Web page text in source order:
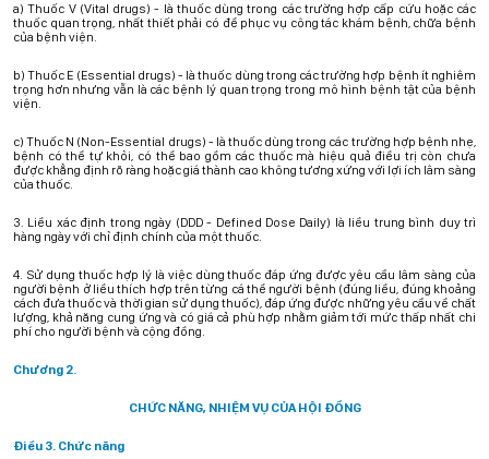
a) Thuốc V (Vital drugs) - là thuốc dùng trong các trường hợp cấp cứu hoặc các
thuốc quan trọng, nhất thiết phải có để phục vụ công tác khám bệnh, chữa bệnh
của bệnh viện.
b) Thuốc E (Essential drugs) - là thuốc dùng trong các trường hợp bệnh ít nghiêm
trọng hơn nhưng vẫn là các bệnh lý quan trọng trong mô hình bệnh tật của bệnh
viện.
c) Thuốc N (Non-Essential drugs) - là thuốc dùng trong các trường hợp bệnh nhẹ,
bệnh có thể tự khỏi, có thể bao gồm các thuốc mà hiệu quả điều trị còn chưa
được khẳng định rõ ràng hoặc giá thành cao không tương xứng với lợi ích lâm sàng
của thuốc.
3. Liều xác định trong ngày (DDD - Defined Dose Daily) là liều trung bình duy trì
hàng ngày với chỉ định chính của một thuốc.
4. Sử dụng thuốc hợp lý là việc dùng thuốc đáp ứng được yêu cầu lâm sàng của
người bệnh ở liều thích hợp trên từng cá thể người bệnh (đúng liều, đúng khoảng
cách đưa thuốc và thời gian sử dụng thuốc), đáp ứng được những yêu cầu về chất
lượng, khả năng cung ứng và có giá cả phù hợp nhằm giảm tới mức thấp nhất chi
phí cho người bệnh và cộng đồng.
Chương 2.
CHỨC NĂNG, NHIỆM VỤ CỦA HỘI ĐỒNG
Điều 3. Chức năng